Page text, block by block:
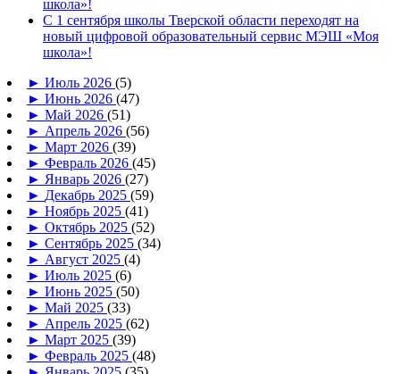
школа»!
С 1 сентября школы Тверской области переходят на
новый цифровой образовательный сервис МЭШ «Моя
школа»!
► Июль 2026 (5)
► Июнь 2026 (47)
► Май 2026 (51)
► Апрель 2026 (56)
► Март 2026 (39)
► Февраль 2026 (45)
► Январь 2026 (27)
► Декабрь 2025 (59)
► Ноябрь 2025 (41)
► Октябрь 2025 (52)
► Сентябрь 2025 (34)
► Август 2025 (4)
► Июль 2025 (6)
► Июнь 2025 (50)
► Май 2025 (33)
► Апрель 2025 (62)
► Март 2025 (39)
► Февраль 2025 (48)